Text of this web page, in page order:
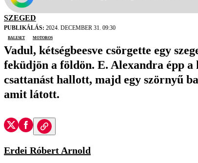
SZEGED
PUBLIKÁLÁS: 2024. DECEMBER 31. 09:30
baleset
motoros
Vadul, kétségbeesve csörgette egy
feküdjön a földön. E. Alexandra épp
csattanást hallott, majd egy szörnyű
amit látott.
Erdei Róbert Arnold